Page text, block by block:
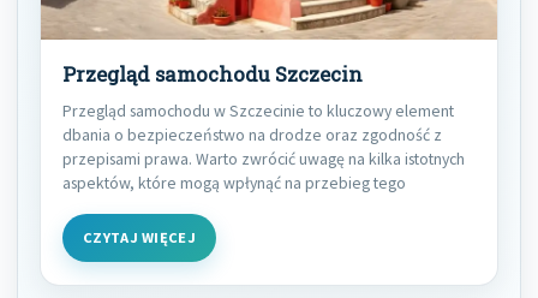
Przegląd samochodu Szczecin
Przegląd samochodu w Szczecinie to kluczowy element
dbania o bezpieczeństwo na drodze oraz zgodność z
przepisami prawa. Warto zwrócić uwagę na kilka istotnych
aspektów, które mogą wpłynąć na przebieg tego
CZYTAJ WIĘCEJ